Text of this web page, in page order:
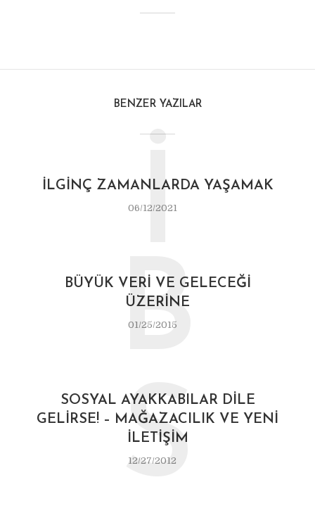
BENZER YAZILAR
İLGINÇ ZAMANLARDA YAŞAMAK
06/12/2021
İ
BÜYÜK VERI VE GELECEĞI
ÜZERINE
01/25/2015
B
SOSYAL AYAKKABILAR DILE
GELIRSE! – MAĞAZACILIK VE YENI
İLETIŞIM
12/27/2012
S